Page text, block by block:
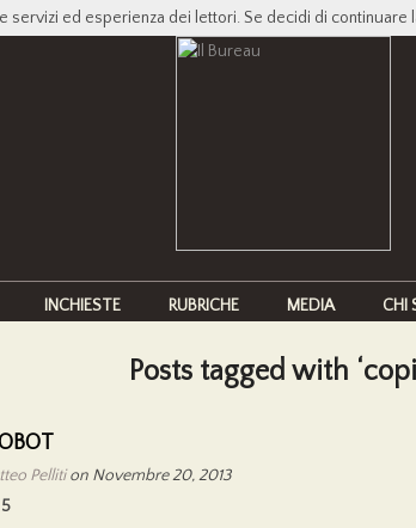
INCHIESTE RUBRICHE MEDIA CHI
Posts tagged with
Pellition Novembre 20, 2013
5
servizi ed esperienza dei lettori. Se decidi di continuare